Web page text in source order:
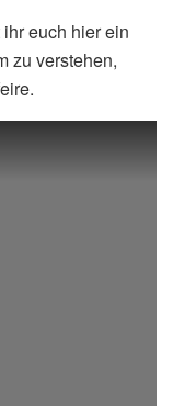
euch hier ein
zu verstehen,